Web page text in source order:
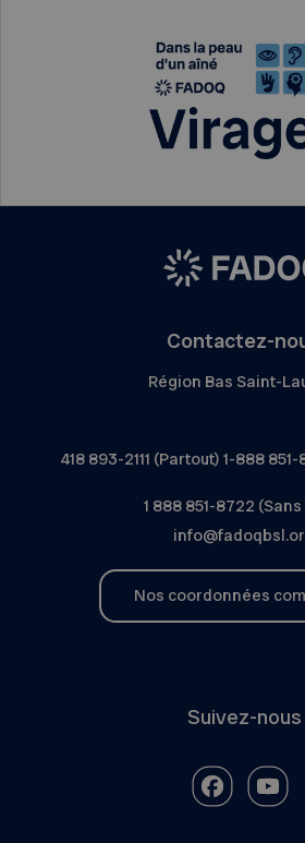
Contactez-
Région Bas Saint-
418 893-2111 (Partout) 1-888
1 888 851-8722
Nos coordonnées
Suivez-nous